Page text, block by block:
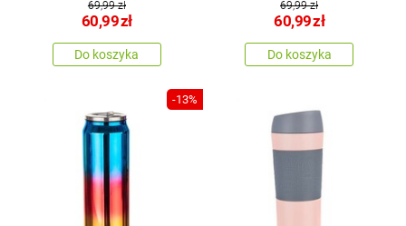
69,99 zł
60,99zł
Do koszyka
69,99 zł
60,99zł
Do koszyka
-13%